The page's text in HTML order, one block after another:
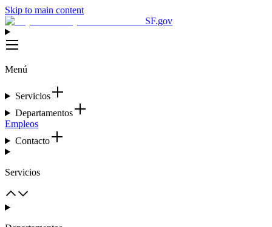
Skip to main content
SF.gov
Menú
Servicios
Departamentos
Empleos
Contacto
Servicios